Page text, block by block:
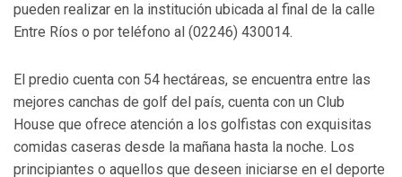
pueden realizar en la institución ubicada al final de la calle
Entre Ríos o por teléfono al (02246) 430014.
El predio cuenta con 54 hectáreas, se encuentra entre las
mejores canchas de golf del país, cuenta con un Club
House que ofrece atención a los golfistas con exquisitas
comidas caseras desde la mañana hasta la noche. Los
principiantes o aquellos que deseen iniciarse en el deporte